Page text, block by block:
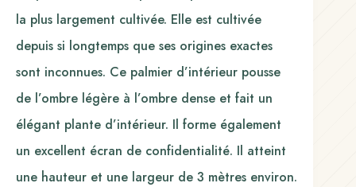
la plus largement cultivée. Elle est cultivée
depuis si longtemps que ses origines exactes
sont inconnues. Ce palmier d’intérieur pousse
de l’ombre légère à l’ombre dense et fait un
élégant plante d’intérieur. Il forme également
un excellent écran de confidentialité. Il atteint
une hauteur et une largeur de 3 mètres environ.